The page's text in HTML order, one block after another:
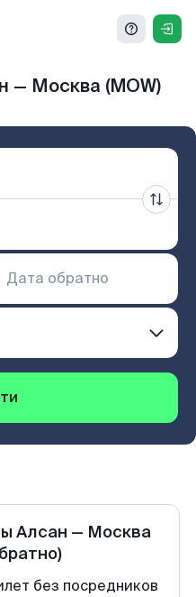
— Москва (MOW)
Алсан — Москва
без посредников